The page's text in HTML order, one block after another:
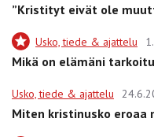
”Kristityt eivät ole
Usko, tiede & ajattelu
Mikä on elämäni
Usko, tiede & ajattelu
Miten kristinusko eroaa